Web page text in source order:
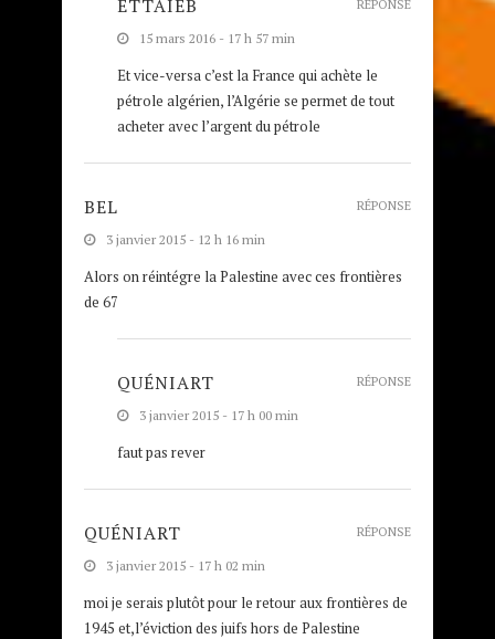
ETTAIEB
15 mars 2016 - 17 h 57 min
Et vice-versa c’est la France qui achète le
pétrole algérien, l’Algérie se permet de tout
acheter avec l’argent du pétrole
RÉPONSE
BEL
3 janvier 2015 - 12 h 16 min
Alors on réintégre la Palestine avec ces frontières
de 67
RÉPONSE
QUÉNIART
3 janvier 2015 - 17 h 00 min
faut pas rever
RÉPONSE
QUÉNIART
3 janvier 2015 - 17 h 02 min
moi je serais plutôt pour le retour aux frontières de
1945 et,l’éviction des juifs hors de Palestine
RÉPONSE